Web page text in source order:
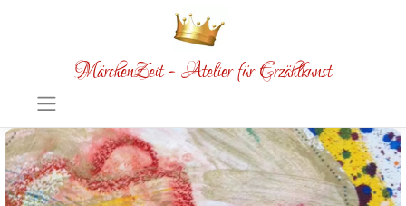
MärchenZeit - Atelier für Erzählkunst